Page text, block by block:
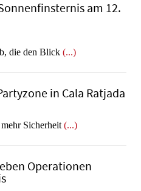
am 12.
die den Blick (...)
in Cala Ratjada
Sicherheit (...)
Operationen